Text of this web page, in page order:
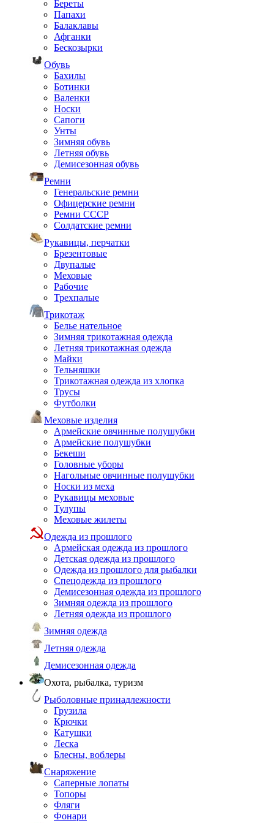
Береты
Папахи
Балаклавы
Афганки
Бескозырки
Обувь
Бахилы
Ботинки
Валенки
Носки
Сапоги
Унты
Зимняя обувь
Летняя обувь
Демисезонная обувь
Ремни
Генеральские ремни
Офицерские ремни
Ремни СССР
Солдатские ремни
Рукавицы, перчатки
Брезентовые
Двупалые
Меховые
Рабочие
Трехпалые
Трикотаж
Белье нательное
Зимняя трикотажная одежда
Летняя трикотажная одежда
Майки
Тельняшки
Трикотажная одежда из хлопка
Трусы
Футболки
Меховые изделия
Армейские овчинные полушубки
Армейские полушубки
Бекеши
Головные уборы
Нагольные овчинные полушубки
Носки из меха
Рукавицы меховые
Тулупы
Меховые жилеты
Одежда из прошлого
Армейская одежда из прошлого
Детская одежда из прошлого
Одежда из прошлого для рыбалки
Спецодежда из прошлого
Демисезонная одежда из прошлого
Зимняя одежда из прошлого
Летняя одежда из прошлого
Зимняя одежда
Летняя одежда
Демисезонная одежда
Охота, рыбалка, туризм
Рыболовные принадлежности
Грузила
Крючки
Катушки
Леска
Блесны, воблеры
Снаряжение
Саперные лопаты
Топоры
Фляги
Фонари